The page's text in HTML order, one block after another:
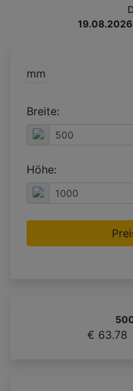
mm
Breite:
Höhe:
€ 63.78